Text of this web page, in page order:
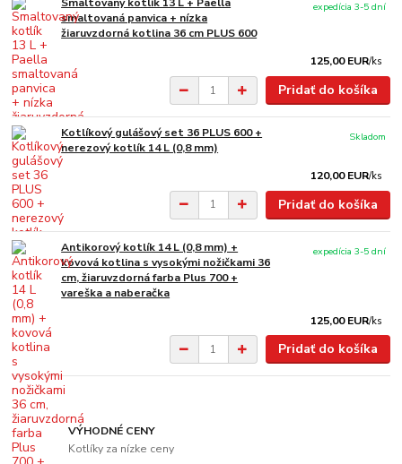
Smaltovaný kotlík 13 L + Paella
smaltovaná panvica + nízka
žiaruvzdorná kotlina 36 cm PLUS 600
125,00 EUR/ks
expedícia 3-5 dní
Pridať do košíka
Kotlíkový gulášový set 36 PLUS 600 +
nerezový kotlík 14 L (0,8 mm)
120,00 EUR/ks
Skladom
Pridať do košíka
Antikorový kotlík 14 L (0,8 mm) +
kovová kotlina s vysokými nožičkami 36
cm, žiaruvzdorná farba Plus 700 +
vareška a naberačka
125,00 EUR/ks
expedícia 3-5 dní
Pridať do košíka
VÝHODNÉ CENY
Kotlíky za nízke ceny